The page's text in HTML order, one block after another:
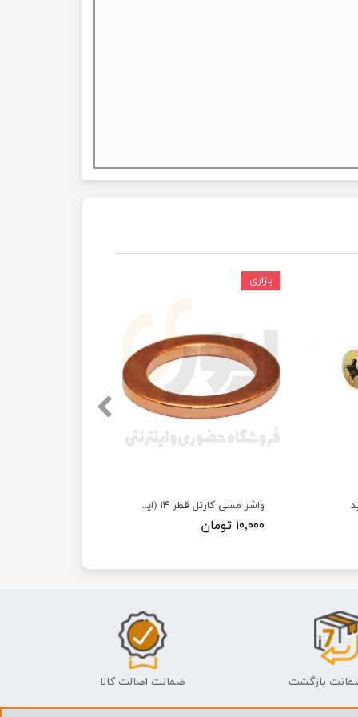
واشر مسی کارتل قطر ۱۴ (ایرانخودرویی)
۱۰,۰۰۰ تومان
بازاری
ضمانت اصالت کالا